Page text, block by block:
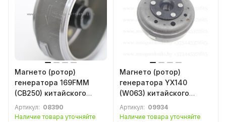
Магнето (ротор)
генератора 169FMM
(CB250) китайского
мотоцикла Lifan, Loncin,
Zongshen, SYM, Forsage,
Артикул: 08390
Наличие товара уточняйте
Магнето (ротор)
генератора YX140
(W063) китайского
питбайка, мопеда,
мотоцикла
Артикул: 09934
Наличие товара уточняйте